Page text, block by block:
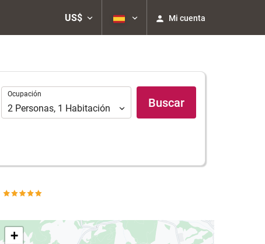
US$ Mi cuenta
Ocupación
Ocupación
2 Personas, 1 Habitación Buscar
+